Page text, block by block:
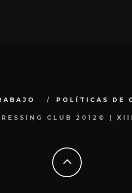
POLÍTICAS DE
CLUB 2012© |